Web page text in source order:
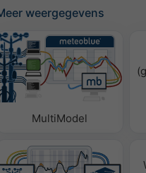
weergegevens
MultiModel